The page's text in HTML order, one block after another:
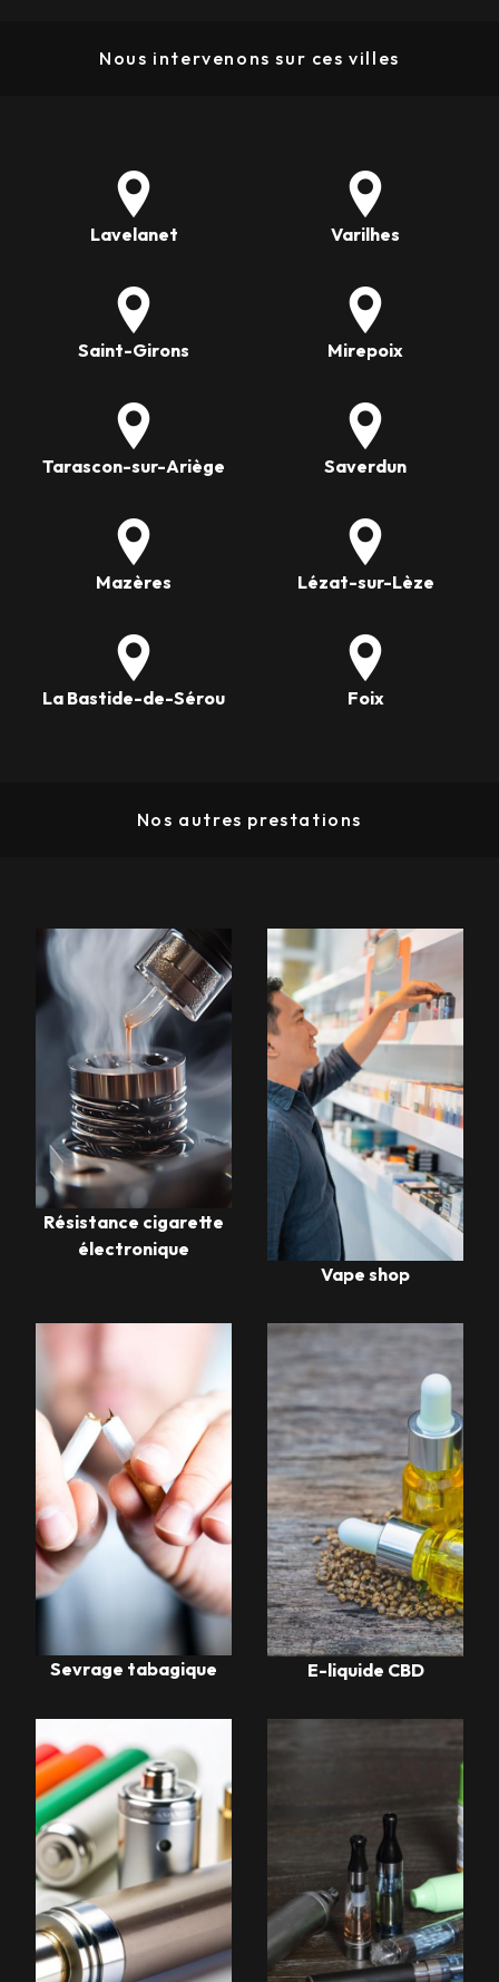
Nous intervenons sur ces villes
Lavelanet Varilhes
Saint-Girons Mirepoix
Tarascon-sur-Ariège Saverdun
Mazères Lézat-sur-Lèze
La Bastide-de-Sérou Foix
Nos autres prestations
Résistance cigarette
électronique
Vape shop
Sevrage tabagique E-liquide CBD